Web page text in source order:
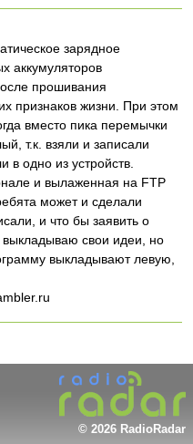
зарядное
аккумуляторов
прошивания
признаков жизни. При этом
вместо пика перемычки
т.к. взяли и записали
в одно из устройств.
и вылаженная на FTP
может и сделали
и что бы заявить о
свои идеи, но
выкладывают левую,
© 2026 RadioRadar